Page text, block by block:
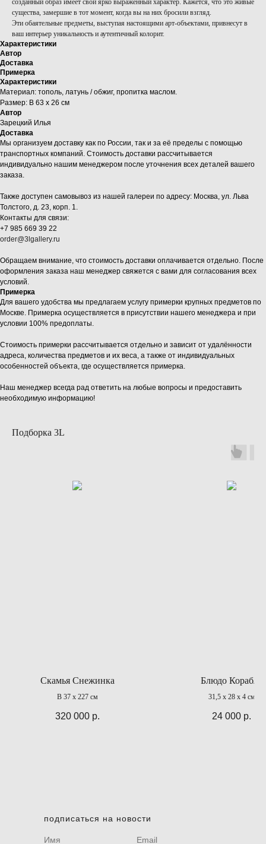
созданный образ имеет свой ярко выраженный характер. Кажется, что это живые
существа, замершие в тот момент, когда вы на них бросили взгляд.
Эти обаятельные предметы, выступая настоящими арт-объектами, привнесут в
ваш интерьер уникальность и аутентичный колорит.
Характеристики
Автор
Доставка
Примерка
Характеристики
Материал: тополь, латунь / обжиг, пропитка маслом.
Размер: В 63 х 26 см
Автор
Зарецкий Илья
Доставка
Мы организуем доставку как по России, так и за её пределы с помощью
транспортных компаний. Стоимость доставки рассчитывается
индивидуально нашим менеджером после уточнения всех деталей вашего
заказа.
Также доступен самовывоз из нашей галереи по адресу: Москва, ул. Льва
Толстого, д. 23, корп. 1.
Контакты для связи:
+7 985 669 39 22
order@3lgallery.ru
Обращаем внимание, что стоимость доставки оплачивается отдельно. После
оформления заказа наш менеджер свяжется с вами для согласования всех
условий.
Примерка
Для вашего удобства мы предлагаем услугу примерки крупных предметов по
Москве. Примерка осуществляется в присутствии нашего менеджера и при
условии 100% предоплаты.
Стоимость примерки рассчитывается отдельно и зависит от удалённости
адреса, количества предметов и их веса, а также от индивидуальных
особенностей объекта, где осуществляется примерка.
Наш менеджер всегда рад ответить на любые вопросы и предоставить
необходимую информацию!
Подборка 3L
Скамья Снежинка
В 37 х 227 см
320 000 р.
Блюдо Корабль
31,5 х 28 х 4 см
24 000 р.
подписаться на новости